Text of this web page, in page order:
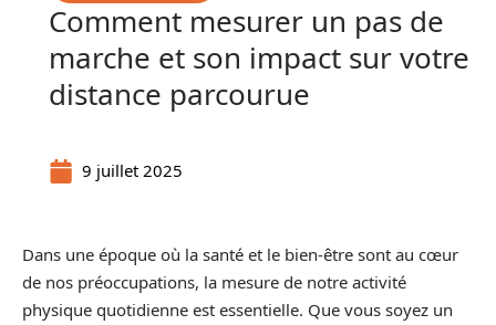
Comment mesurer un pas de
marche et son impact sur votre
distance parcourue
9 juillet 2025
Dans une époque où la santé et le bien-être sont au cœur
de nos préoccupations, la mesure de notre activité
physique quotidienne est essentielle. Que vous soyez un